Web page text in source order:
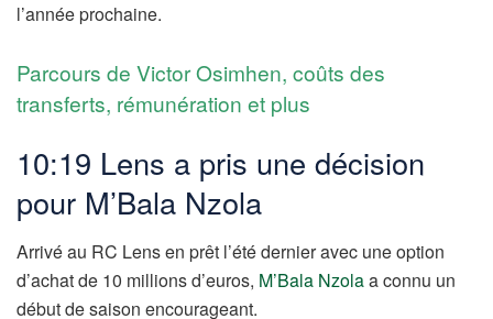
l’année prochaine.
Parcours de Victor Osimhen, coûts des
transferts, rémunération et plus
10:19 Lens a pris une décision
pour M’Bala Nzola
Arrivé au RC Lens en prêt l’été dernier avec une option
d’achat de 10 millions d’euros, M’Bala Nzolaa connu un
début de saison encourageant.